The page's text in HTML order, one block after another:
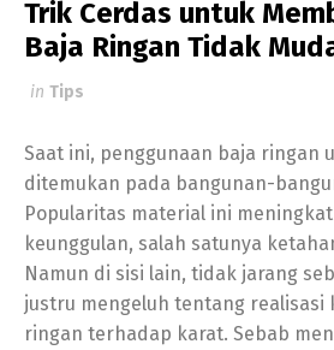
Trik Cerdas untuk
Baja Ringan Tidak
in Tips
Saat ini, penggunaan baja ringan
ditemukan pada bangunan-
Popularitas material ini
keunggulan, salah satunya
Namun di sisi lain, tidak jarang
justru mengeluh tentang realisasi
ringan terhadap karat. Sebab